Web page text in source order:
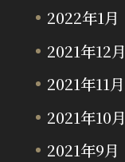
2022年1月
2021年12月
2021年11月
2021年10月
2021年9月